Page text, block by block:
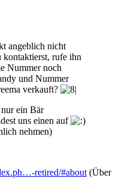
angeblich nicht
kontaktierst, rufe ihn
Nummer noch
und Nummer
verkauft?
ein Bär
uns einen auf
nehmen)
retired/#about (Über